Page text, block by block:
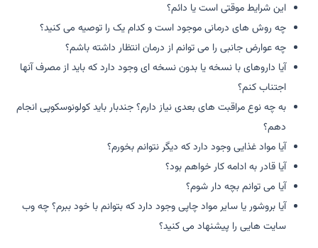
این شرایط موقتی است یا دائم؟
چه روش های درمانی موجود است و کدام یک را توصیه می کنید؟
چه عوارض جانبی را می توانم از درمان انتظار داشته باشم؟
آیا داروهای با نسخه یا بدون نسخه ای وجود دارد که باید از مصرف آنها
اجتناب کنم؟
به چه نوع مراقبت های بعدی نیاز دارم؟ جندبار باید کولونوسکوپی انجام
دهم؟
آیا مواد غذایی وجود دارد که دیگر نتوانم بخورم؟
آیا قادر به ادامه کار خواهم بود؟
آیا می توانم بچه دار شوم؟
آیا بروشور یا سایر مواد چاپی وجود دارد که بتوانم با خود ببرم؟ چه وب
سایت هایی را پیشنهاد می کنید؟